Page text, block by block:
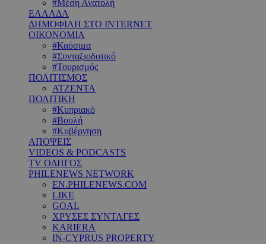
#Μέση Ανατολή
ΕΛΛΑΔΑ
ΔΗΜΟΦΙΛΗ ΣΤΟ INTERNET
ΟΙΚΟΝΟΜΙΑ
#Καύσιμα
#Συνταξιοδοτικό
#Τουρισμός
ΠΟΛΙΤΙΣΜΟΣ
ΑΤΖΕΝΤΑ
ΠΟΛΙΤΙΚΗ
#Κυπριακό
#Βουλή
#Κυβέρνηση
ΑΠΟΨΕΙΣ
VIDEOS & PODCASTS
TV ΟΔΗΓΟΣ
PHILENEWS NETWORK
EN.PHILENEWS.COM
LIKE
GOAL
ΧΡΥΣΕΣ ΣΥΝΤΑΓΕΣ
KARIERA
IN-CYPRUS PROPERTY